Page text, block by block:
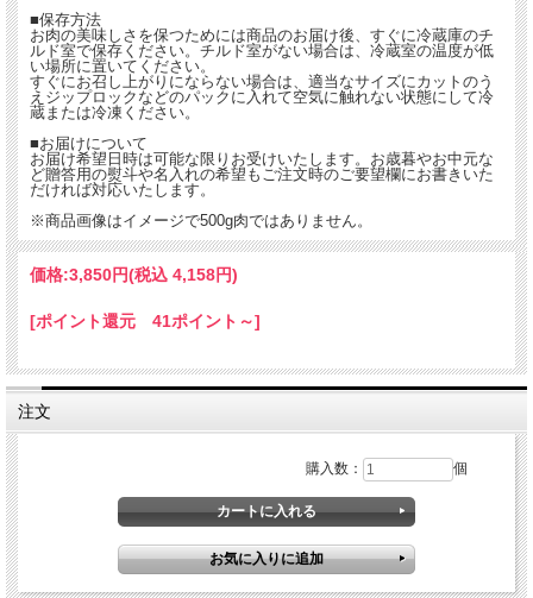
５町で米沢牛銘柄推進協議会が認定した飼育者が
18ヶ月以上継続して登録した牛舎で飼育した黒毛
和種の未経産（出産経験のない）雌牛又は去勢牛
で、生後月齢30ヶ月以上、外観並びに肉質及び脂
質が優れている牛に与えられる呼称です。
■保存方法
お肉の美味しさを保つためには商品のお届け後、すぐに冷蔵庫のチ
ルド室で保存ください。チルド室がない場合は、冷蔵室の温度が低
い場所に置いてください。
すぐにお召し上がりにならない場合は、適当なサイズにカットのう
えジップロックなどのパックに入れて空気に触れない状態にして冷
蔵または冷凍ください。
■お届けについて
お届け希望日時は可能な限りお受けいたします。お歳暮やお中元な
ど贈答用の熨斗や名入れの希望もご注文時のご要望欄にお書きいた
だければ対応いたします。
※商品画像はイメージで500g肉ではありません。
価格:3,850円(税込 4,158円)
[ポイント還元 41ポイント～]
注文
購入数： 個